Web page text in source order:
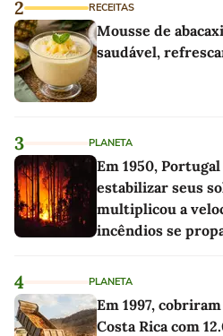
2 RECEITAS
Mousse de
saudável,
3 PLANETA
Em 1950,
estabilizar seus
multiplicou a
incêndios se
4 PLANETA
Em 1997,
Costa Rica com